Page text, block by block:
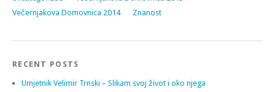
Večernjakova Domovnica 2014
Znanost
RECENT POSTS
Umjetnik Velimir Trnski – Slikam svoj život i oko njega